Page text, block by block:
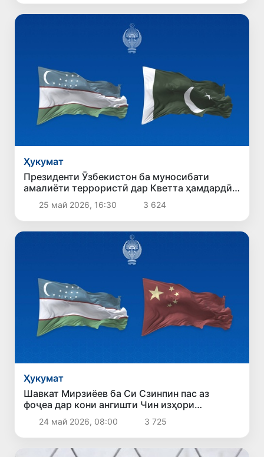
Ҳукумат
Президенти Ӯзбекистон ба муносибати
амалиёти террористӣ дар Кветта ҳамдардӣ
ирсол кард
25 май 2026, 16:30 3 624
Ҳукумат
Шавкат Мирзиёев ба Си Сзинпин пас аз
фоҷеа дар кони ангишти Чин изҳори
ҳамдардӣ кард
24 май 2026, 08:00 3 725